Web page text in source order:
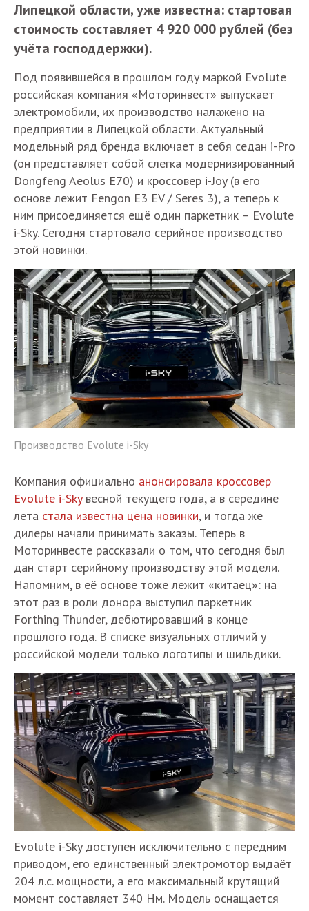
Липецкой области, уже известна: стартовая
стоимость составляет 4 920 000 рублей (без
учёта господдержки).
Под появившейся в прошлом году маркой Evolute
российская компания «Моторинвест» выпускает
электромобили, их производство налажено на
предприятии в Липецкой области. Актуальный
модельный ряд бренда включает в себя седан i-Pro
(он представляет собой слегка модернизированный
Dongfeng Aeolus E70) и кроссовер i-Joy (в его
основе лежит Fengon E3 EV / Seres 3), а теперь к
ним присоединяется ещё один паркетник – Evolute
i-Sky. Сегодня стартовало серийное производство
этой новинки.
Производство Evolute i-Sky
Компания официально анонсировала кроссовер
Evolute i-Skyвесной текущего года, а в середине
лета стала известна цена новинки, и тогда же
дилеры начали принимать заказы. Теперь в
Моторинвесте рассказали о том, что сегодня был
дан старт серийному производству этой модели.
Напомним, в её основе тоже лежит «китаец»: на
этот раз в роли донора выступил паркетник
Forthing Thunder, дебютировавший в конце
прошлого года. В списке визуальных отличий у
российской модели только логотипы и шильдики.
Evolute i-Sky доступен исключительно с передним
приводом, его единственный электромотор выдаёт
204 л.с. мощности, а его максимальный крутящий
момент составляет 340 Нм. Модель оснащается